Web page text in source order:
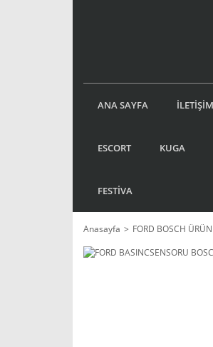
ANA SAYFA İLETİŞİM
ESCORT KUGA
FESTİVA
Anasayfa FORD BOSCH